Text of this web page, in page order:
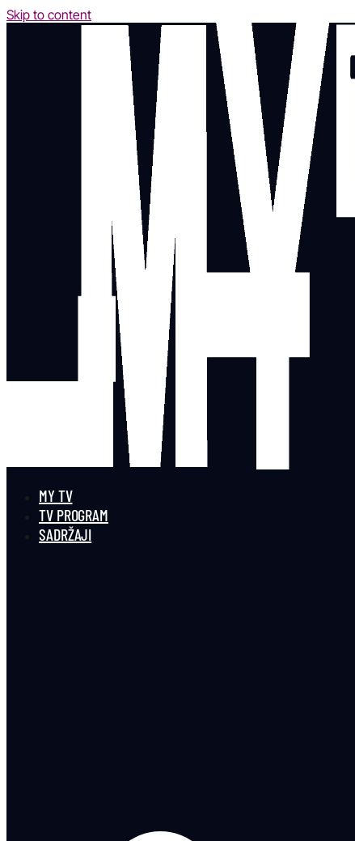
Skip to content
MY TV
TV PROGRAM
SADRŽAJI